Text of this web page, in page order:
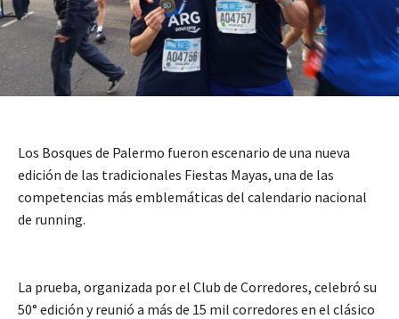
Los Bosques de Palermo fueron escenario de una nueva
edición de las tradicionales Fiestas Mayas, una de las
competencias más emblemáticas del calendario nacional
de running.
La prueba, organizada por el Club de Corredores, celebró su
50° edición y reunió a más de 15 mil corredores en el clásico